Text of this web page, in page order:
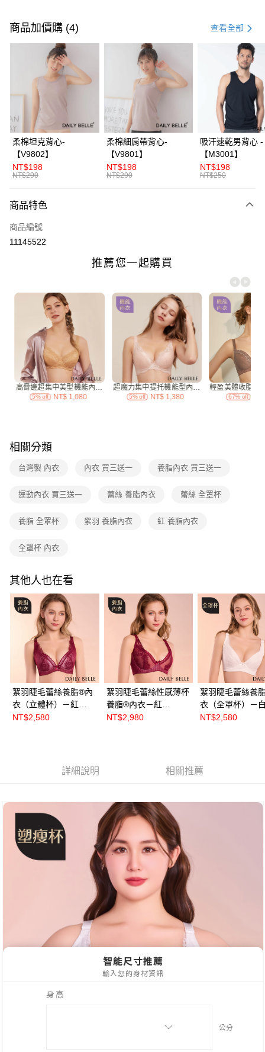
信用卡一次付款
信用卡分期付款
3 期 0 利率 每期 21家銀行
合作金庫商業銀行
第一商業銀行
華南商業銀行
上海商業儲蓄銀行
台北富邦商業銀行
國泰世華商業銀行
兆豐國際商業銀行
臺灣中小企業銀行
台中商業銀行
匯豐（台灣）商業銀行
華泰商業銀行
聯邦商業銀行
元大商業銀行
台灣樂天信用卡公司
超商取貨付款
LINE Pay
Apple Pay
街口支付
ATM付款
運送方式
全家付款取貨
每筆NT$70，滿NT$3,000(含以上)免運費
7-11付款取貨
每筆NT$70，滿NT$3,000(含以上)免運費
付款後7-11取貨
每筆NT$70，滿NT$3,000(含以上)免運費
宅配
每筆NT$120，滿NT$3,000(含以上)免運費
商品加價購 (4) 查看全部
柔棉坦克背心-
【V9802】
NT$198
NT$290
柔棉細肩帶背心-
【V9801】
NT$198
NT$290
吸汗速乾男背心 -
【M3001】
NT$198
NT$250
商品特色
商品編號
11145522
相關分類
台灣製 內衣 內衣 買三送一 養脂內衣 買三送一
運動內衣 買三送一 蕾絲 養脂內衣 蕾絲 全罩杯
養脂 全罩杯 絮羽 養脂內衣 紅 養脂內衣
全罩杯 內衣
其他人也在看
絮羽睫毛蕾絲養脂®內
衣（立體杯）－紅
【R86551】
NT$2,580
絮羽睫毛蕾絲性感薄杯
養脂®內衣－紅
【R86553】
NT$2,980
絮羽睫毛蕾絲養
衣（全罩杯）－
【R86552】
NT$2,580
詳細說明 相關推薦